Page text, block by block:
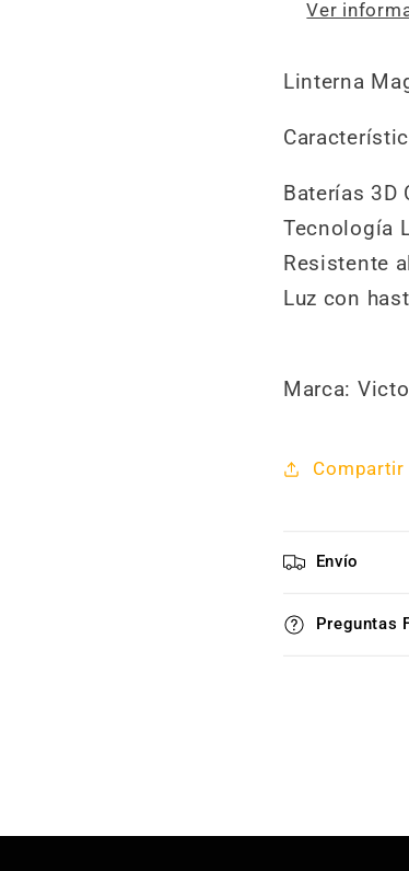
Ver
Linterna
Baterías 3D
Tecnología
Resistente
Luz con
Marca:
Compartir
Envío
Preguntas